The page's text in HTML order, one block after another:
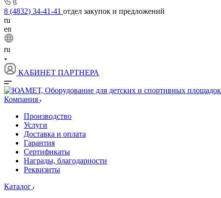
8 (4832) 34-41-41 отдел закупок и предложений
ru
en
ru
КАБИНЕТ ПАРТНЕРА
Компания
Производство
Услуги
Доставка и оплата
Гарантия
Сертификаты
Награды, благодарности
Реквизиты
Каталог